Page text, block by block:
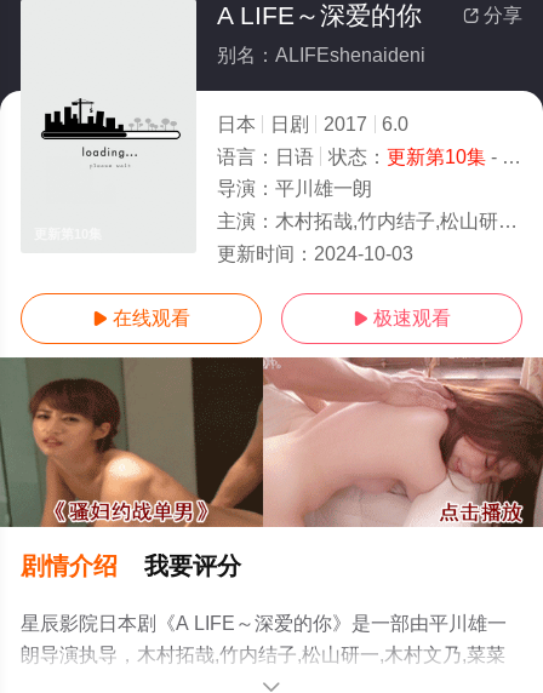
 分享
A LIFE～深爱的你
别名：ALIFEshenaideni
日本 日剧 2017
6.0
语言： 日语 状态： 更新第10集- 免费在线观看
导演： 平川雄一朗
主演： 木村拓哉,竹内结子,松山研一,木村文乃,菜菜绪,浅野忠信,及川光博
更新时间： 2024-10-03
 在线观看  极速观看
剧情介绍 我要评分
星辰影院日本剧《A LIFE～深爱的你》是一部由平川雄一
朗导演执导，木村拓哉,竹内结子,松山研一,木村文乃,菜菜
绪,浅野忠信,及川光博等演员精彩演绎的日本电视剧，手机
